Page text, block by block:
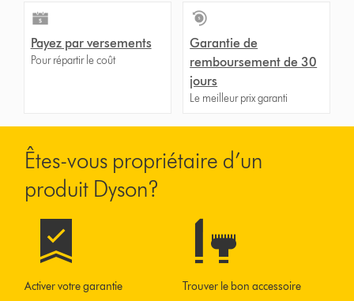
Payez par versements
Pour répartir le coût
Garantie de
remboursement de 30
jours
Le meilleur prix garanti
Êtes-vous propriétaire d’un
produit Dyson?
Activer votre garantie Trouver le bon accessoire